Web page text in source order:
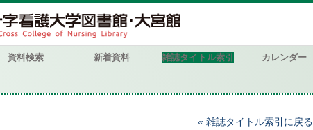
資料検索 新着資料 雑誌タイトル索引 カレンダー
雑誌タイトル索引に戻る